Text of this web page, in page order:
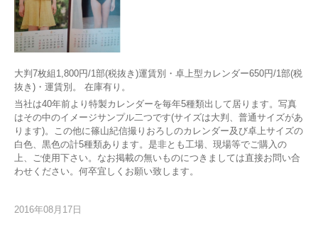
大判7枚組1,800円/1部(税抜き)運賃別・卓上型カレンダー650円/1部(税
抜き)・運賃別。 在庫有り。
当社は40年前より特製カレンダーを毎年5種類出して居ります。写真
はその中のイメージサンプル二つです(サイズは大判、普通サイズがあ
ります)。この他に篠山紀信撮りおろしのカレンダー及び卓上サイズの
白色、黒色の計5種類あります。是非とも工場、現場等でご購入の
上、ご使用下さい。なお掲載の無いものにつきましては直接お問い合
わせください。何卒宜しくお願い致します。
2016年08月17日